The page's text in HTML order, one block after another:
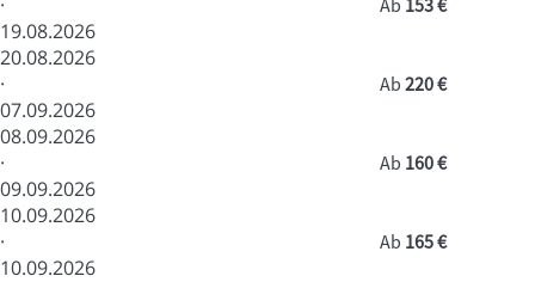
19.08.2026
20.08.2026
·
07.09.2026
Ab 220 €
08.09.2026
·
09.09.2026
Ab 160 €
10.09.2026
·
10.09.2026
Ab 165 €